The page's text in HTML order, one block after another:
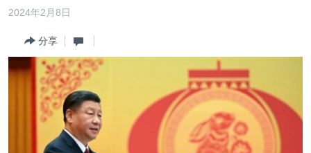
內
轉
海外港人
新聞自由
揭謊頻道
2024年2月8日
分享